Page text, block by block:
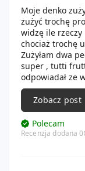
Moje denko
zużyć trochę
widzę ile rzeczy
chociaż trochę
Zużyłam dwa
super , tutti
odpowiadał ze
chusteczki
płukania jamy
onlybio i coheyk
Biotinne balsam
o pięknym
Zobacz post
Polecam
Recenzja dodana